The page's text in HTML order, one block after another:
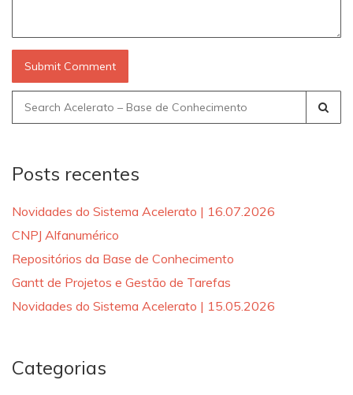
Search
for:
Posts recentes
Novidades do Sistema Acelerato | 16.07.2026
CNPJ Alfanumérico
Repositórios da Base de Conhecimento
Gantt de Projetos e Gestão de Tarefas
Novidades do Sistema Acelerato | 15.05.2026
Categorias